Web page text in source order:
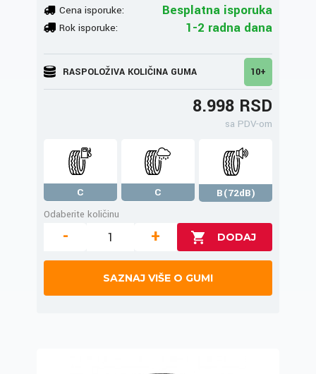
Cena isporuke: Besplatna isporuka
Rok isporuke: 1-2 radna dana
RASPOLOŽIVA KOLIČINA GUMA 10+
8.998 RSD
sa PDV-om
C C
B(72dB)
Odaberite količinu
- +
SAZNAJ VIŠE O GUMI